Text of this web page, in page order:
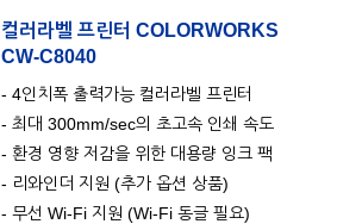
컬러라벨 프린터 COLORWORKS
CW-C8040
- 4인치폭 출력가능 컬러라벨 프린터
- 최대 300mm/sec의 초고속 인쇄 속도
- 환경 영향 저감을 위한 대용량 잉크 팩
- 리와인더 지원 (추가 옵션 상품)
- 무선 Wi-Fi 지원 (Wi-Fi 동글 필요)